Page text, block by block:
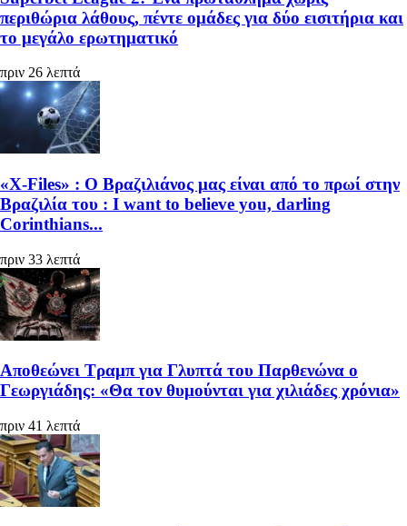
περιθώρια λάθους, πέντε ομάδες για δύο εισιτήρια και
το μεγάλο ερωτηματικό
πριν 26 λεπτά
«X-Files» : Ο Βραζιλιάνος μας είναι από το πρωί στην
Βραζιλία του : I want to believe you, darling
Corinthians...
πριν 33 λεπτά
Αποθεώνει Τραμπ για Γλυπτά του Παρθενώνα ο
Γεωργιάδης: «Θα τον θυμούνται για χιλιάδες χρόνια»
πριν 41 λεπτά